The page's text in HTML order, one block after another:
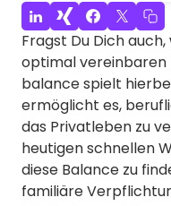
Fragst Du Dich
optimal vereinbaren
balance spielt
ermöglicht es,
das Privatleben zu
heutigen schnellen
diese Balance zu
familiäre